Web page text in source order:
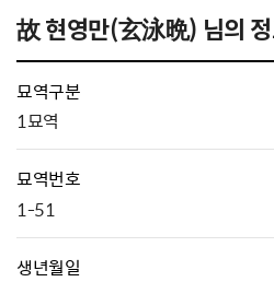
故 현영만(玄泳晩) 님의
묘역구분
1묘역
묘역번호
1-51
생년월일